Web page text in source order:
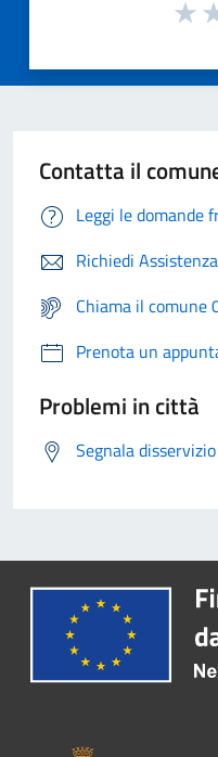
Contatta il
Leggi le domande
Richiedi Assistenza
Chiama il comune
Prenota un
Problemi in città
Segnala disservizio